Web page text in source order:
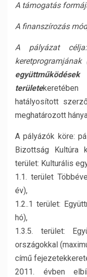
A támogatás
A finanszírozás
A pályázat célja:
keretprogramjának
területe
hatályosított
meghatározott
A pályázók köre:
Bizottság Kultúra
terület: Kulturális
1.1. terület
év),
1.2..1 terület:
hó),
1.3.5. terület:
országokkal
című
2011. évben